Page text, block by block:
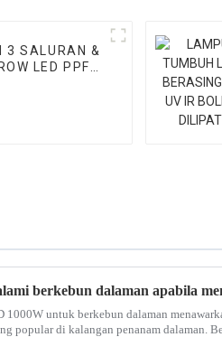
3 SALURAN &
LED PPFD
untuk berkebun dalaman
popular di kalangan penanam dalaman.